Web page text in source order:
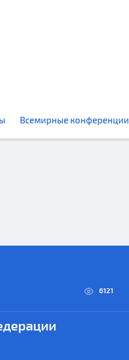
Всемирные конференции
6121